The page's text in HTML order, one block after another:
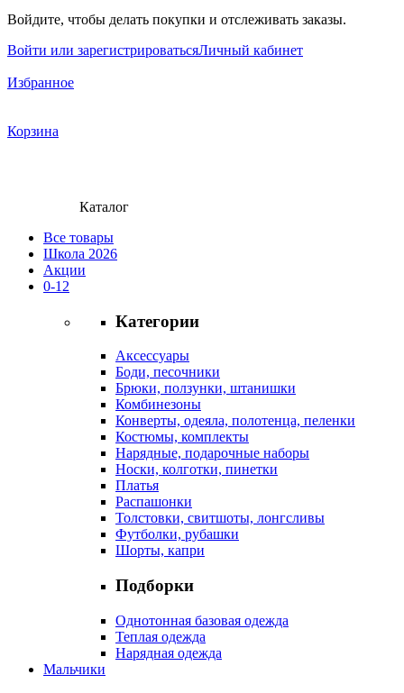
Войдите, чтобы делать покупки и отслеживать заказы.
Войти или зарегистрироватьсяЛичный кабинет
Избранное
Корзина
Каталог
Все товары
Школа 2026
Акции
0-12
Категории
Аксессуары
Боди, песочники
Брюки, ползунки, штанишки
Комбинезоны
Конверты, одеяла, полотенца, пеленки
Костюмы, комплекты
Нарядные, подарочные наборы
Носки, колготки, пинетки
Платья
Распашонки
Толстовки, свитшоты, лонгсливы
Футболки, рубашки
Шорты, капри
Подборки
Однотонная базовая одежда
Теплая одежда
Нарядная одежда
Мальчики